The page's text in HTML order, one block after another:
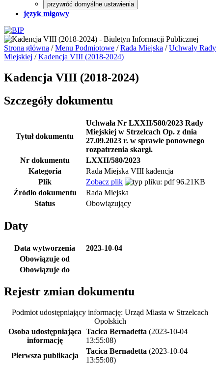
przywróć domyślne ustawienia
język migowy
Strona główna /Menu Podmiotowe /Rada Miejska /Uchwały Rady
Miejskiej /Kadencja VIII (2018-2024)
Kadencja VIII (2018-2024)
Szczegóły dokumentu
Tytuł dokumentu
Uchwała Nr LXXII/580/2023 Rady
Miejskiej w Strzelcach Op. z dnia
27.09.2023 r. w sprawie ponownego
rozpatrzenia skargi.
Nr dokumentu
LXXII/580/2023
Kategoria
Rada Miejska VIII kadencja
Plik
Zobacz plik
96.21KB
Źródło dokumentu
Rada Miejska
Status
Obowiązujący
Daty
Data wytworzenia
2023-10-04
Obowiązuje od
Obowiązuje do
Rejestr zmian dokumentu
Podmiot udostępniający informację: Urząd Miasta w Strzelcach
Opolskich
Osoba udostępniająca
informację
Tacica Bernadetta (2023-10-04
13:55:08)
Pierwsza publikacja
Tacica Bernadetta (2023-10-04
13:55:08)